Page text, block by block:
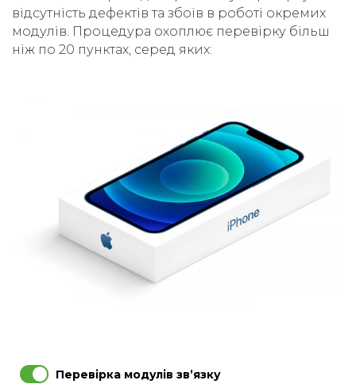
відсутність дефектів та збоїв в роботі окремих
модулів. Процедура охоплює перевірку більш
ніж по 20 пунктах, серед яких:
Перевірка модулів звʼязку